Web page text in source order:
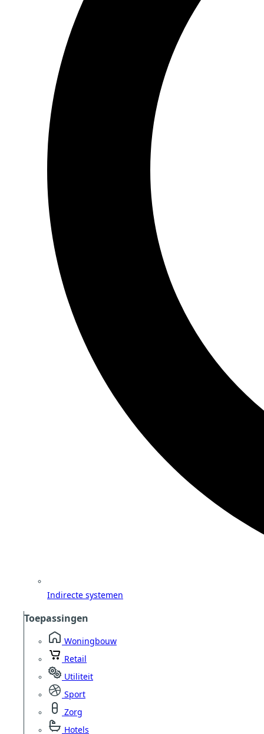
Indirecte systemen
Toepassingen
Woningbouw
Retail
Utiliteit
Sport
Zorg
Hotels